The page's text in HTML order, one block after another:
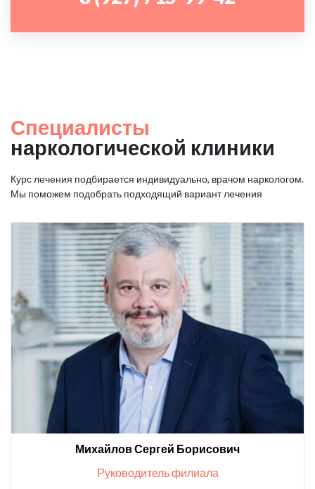
Специалисты
наркологической клиники
Курс лечения подбирается индивидуально, врачом наркологом.
Мы поможем подобрать подходящий вариант лечения
Михайлов Сергей Борисович
Руководитель филиала